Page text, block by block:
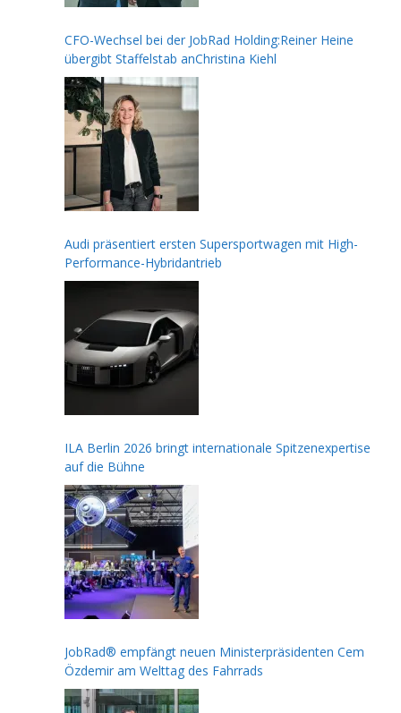
CFO-Wechsel bei der JobRad Holding:Reiner Heine
übergibt Staffelstab anChristina Kiehl
Audi präsentiert ersten Supersportwagen mit High-
Performance-Hybridantrieb
ILA Berlin 2026 bringt internationale Spitzenexpertise
auf die Bühne
JobRad® empfängt neuen Ministerpräsidenten Cem
Özdemir am Welttag des Fahrrads